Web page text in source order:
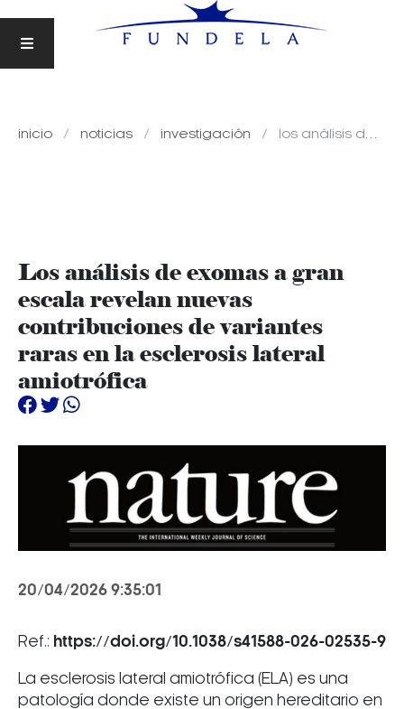
inicio noticias investigación los análisis de exomas a gran escala revelan nuevas contribuciones de variantes raras en la esclerosis lateral amiotrófica
Los análisis de exomas a gran
escala revelan nuevas
contribuciones de variantes
raras en la esclerosis lateral
amiotrófica
20/04/2026 9:35:01
Ref.: https://doi.org/10.1038/s41588-026-02535-9
La esclerosis lateral amiotrófica (ELA) es una
patología donde existe un origen hereditario en